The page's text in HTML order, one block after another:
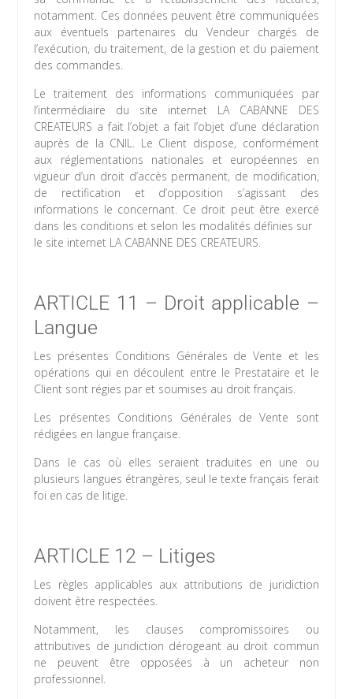
notamment. Ces données peuvent être communiquées
aux éventuels partenaires du Vendeur chargés de
l’exécution, du traitement, de la gestion et du paiement
des commandes.
Le traitement des informations communiquées par
l’intermédiaire du site internet LA CABANNE DES
CREATEURS a fait l’objet a fait l’objet d’une déclaration
auprès de la CNIL. Le Client dispose, conformément
aux réglementations nationales et européennes en
vigueur d’un droit d’accès permanent, de modification,
de rectification et d’opposition s’agissant des
informations le concernant. Ce droit peut être exercé
dans les conditions et selon les modalités définies sur
le site internet LA CABANNE DES CREATEURS.
ARTICLE 11 – Droit applicable –
Langue
Les présentes Conditions Générales de Vente et les
opérations qui en découlent entre le Prestataire et le
Client sont régies par et soumises au droit français.
Les présentes Conditions Générales de Vente sont
rédigées en langue française.
Dans le cas où elles seraient traduites en une ou
plusieurs langues étrangères, seul le texte français ferait
foi en cas de litige.
ARTICLE 12 – Litiges
Les règles applicables aux attributions de juridiction
doivent être respectées.
Notamment, les clauses compromissoires ou
attributives de juridiction dérogeant au droit commun
ne peuvent être opposées à un acheteur non
professionnel.